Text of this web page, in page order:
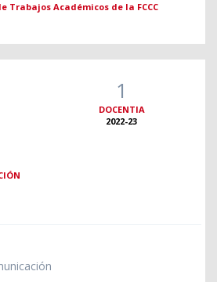
Trabajos Académicos de la FCCC
1
DOCENTIA
2022-23